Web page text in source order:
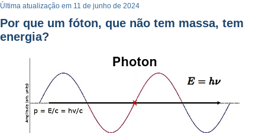
Última atualização em 11 de junho de 2024
Por que um fóton, que não tem massa, tem
energia?